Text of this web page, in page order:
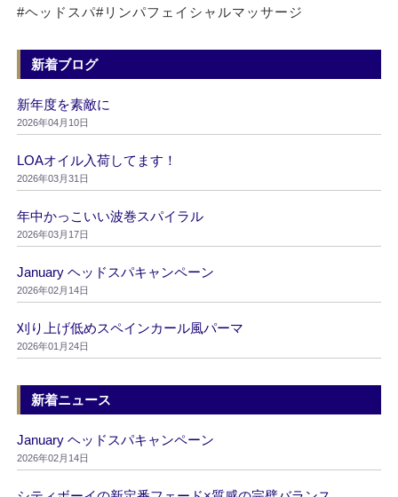
#ヘッドスパ#リンパフェイシャルマッサージ
新着ブログ
新年度を素敵に
2026年04月10日
LOAオイル入荷してます！
2026年03月31日
年中かっこいい波巻スパイラル
2026年03月17日
January ヘッドスパキャンペーン
2026年02月14日
刈り上げ低めスペインカール風パーマ
2026年01月24日
新着ニュース
January ヘッドスパキャンペーン
2026年02月14日